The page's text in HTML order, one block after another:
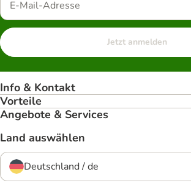
Jetzt anmelden
Info & Kontakt
Vorteile
Angebote & Services
Land auswählen
Deutschland / de